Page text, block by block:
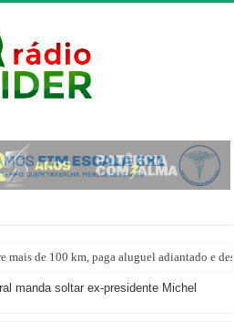
mais de 100 km, paga aluguel adiantado e
manda soltar ex-presidente Michel